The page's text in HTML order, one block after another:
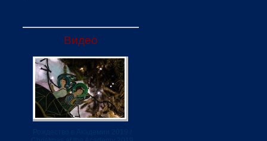
Видео